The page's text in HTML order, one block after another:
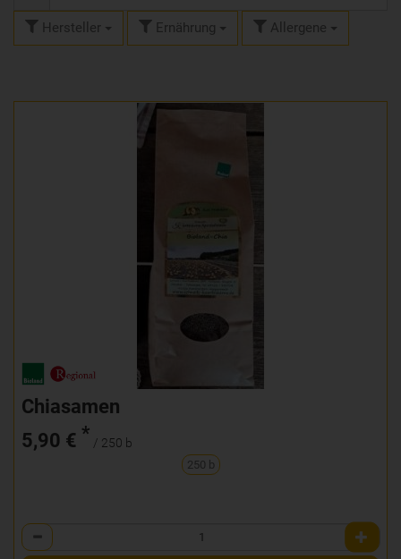
Hersteller Ernährung Allergene
Chiasamen
5,90 € * / 250 b
250 b
Anzahl